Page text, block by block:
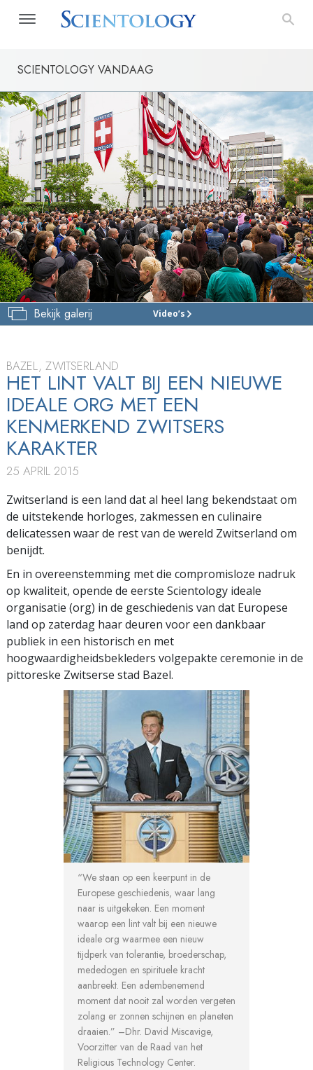
SCIENTOLOGY VANDAAG
Bekijk galerij Video’s
SCIENTOLOGY
FEESTELIJKE
OPENING
BAZEL, ZWITSERLAND
HET LINT VALT BIJ EEN NIEUWE
IDEALE ORG MET EEN
KENMERKEND ZWITSERS
KARAKTER
25 APRIL 2015
Zwitserland is een land dat al heel lang bekendstaat om
de uitstekende horloges, zakmessen en culinaire
delicatessen waar de rest van de wereld Zwitserland om
benijdt.
En in overeenstemming met die compromisloze nadruk
op kwaliteit, opende de eerste Scientology ideale
organisatie (org) in de geschiedenis van dat Europese
land op zaterdag haar deuren voor een dankbaar
publiek in een historisch en met
hoogwaardigheidsbekleders volgepakte ceremonie in de
pittoreske Zwitserse stad Bazel.
“We staan op een keerpunt in de
Europese geschiedenis, waar lang
naar is uitgekeken. Een moment
waarop een lint valt bij een nieuwe
ideale org waarmee een nieuw
tijdperk van tolerantie, broederschap,
mededogen en spirituele kracht
aanbreekt. Een adembenemend
moment dat nooit zal worden vergeten
zolang er zonnen schijnen en planeten
draaien.” –Dhr. David Miscavige,
Voorzitter van de Raad van het
Religious Technology Center.